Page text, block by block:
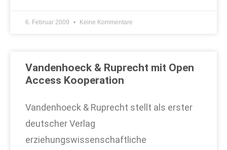
6. Februar 2009 Keine Kommentare
Vandenhoeck & Ruprecht mit Open
Access Kooperation
Vandenhoeck & Ruprecht stellt als erster
deutscher Verlag
erziehungswissenschaftliche